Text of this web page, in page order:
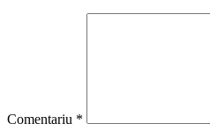
Comentariu *